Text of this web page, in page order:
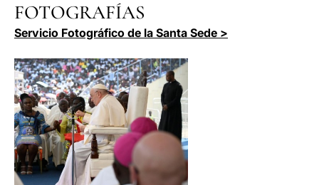
FOTOGRAFÍAS
Servicio Fotográfico de la Santa Sede >